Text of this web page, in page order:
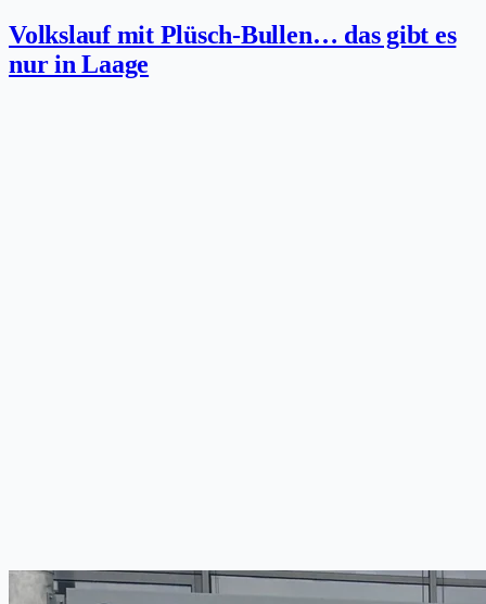
Volkslauf mit Plüsch-Bullen… das gibt es
nur in Laage